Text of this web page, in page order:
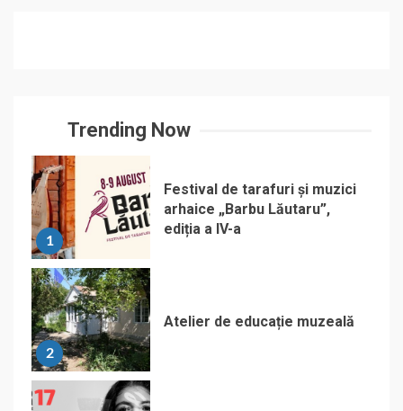
Trending Now
1
Festival de tarafuri și muzici
arhaice „Barbu Lăutaru”,
ediția a IV-a
2
Atelier de educație muzeală